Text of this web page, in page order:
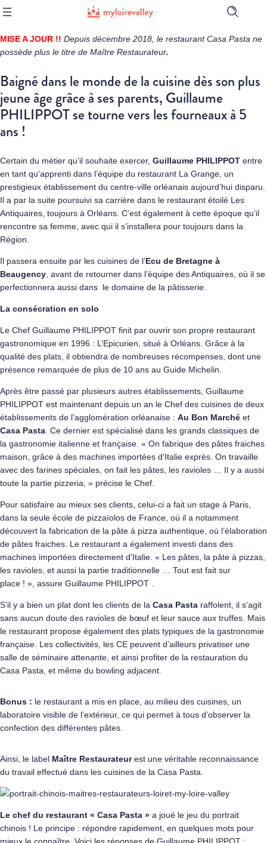
Ouvrir
barre
de
MISE A JOUR !! Depuis décembre 2018, le restaurant Casa Pasta ne
possède plus le titre de Maître Restaurateur.
Baigné dans le monde de la cuisine dès son plus
jeune âge grâce à ses parents, Guillaume
PHILIPPOT se tourne vers les fourneaux à 5
ans !
Certain du métier qu’il souhaite exercer, Guillaume PHILIPPOT entre
en tant qu’apprenti dans l’équipe du restaurant La Grange, un
prestigieux établissement du centre-ville orléanais aujourd’hui disparu.
Il a par la suite poursuivi sa carrière dans le restaurant étoilé Les
Antiquaires, toujours à Orléans. C’est également à cette époque qu’il
rencontre sa femme, avec qui il s’installera pour toujours dans la
Région.
Il passera ensuite par les cuisines de l’Ecu de Bretagne à
Beaugency , avant de retourner dans l’équipe des Antiquaires, où il se
perfectionnera aussi dans le domaine de la pâtisserie.
La consécration en solo
Le Chef Guillaume PHILIPPOT finit par ouvrir son propre restaurant
gastronomique en 1996 : L’Epicurien, situé à Orléans. Grâce à la
qualité des plats, il obtiendra de nombreuses récompenses, dont une
présence remarquée de plus de 10 ans au Guide Michelin.
Après être passé par plusieurs autres établissements, Guillaume
PHILIPPOT est maintenant depuis un an le Chef des cuisines de deux
établissements de l’agglomération orléanaise : Au Bon Marché et
Casa Pasta . Ce dernier est spécialisé dans les grands classiques de
la gastronomie italienne et française. « On fabrique des pâtes fraiches
maison, grâce à des machines importées d’Italie exprès. On travaille
avec des farines spéciales, on fait les pâtes, les ravioles … Il y a aussi
toute la partie pizzeria, » précise le Chef.
Pour satisfaire au mieux ses clients, celui-ci a fait un stage à Paris,
dans la seule école de pizzaïolos de France, où il a notamment
découvert la fabrication de la pâte à pizza authentique, où l’élaboration
de pâtes fraiches. Le restaurant a également investi dans des
machines importées directement d’Italie. « Les pâtes, la pâte à pizzas,
les ravioles, et aussi la partie traditionnelle … Tout est fait sur
place ! », assure Guillaume PHILIPPOT .
S’il y a bien un plat dont les clients de la Casa Pasta raffolent, il s’agit
sans aucun doute des ravioles de bœuf et leur sauce aux truffes. Mais
le restaurant propose également des plats typiques de la gastronomie
française. Les collectivités, les CE peuvent d’ailleurs privatiser une
salle de séminaire attenante, et ainsi profiter de la restauration du
Casa Pasta, et même du bowling adjacent.
Bonus : le restaurant a mis en place, au milieu des cuisines, un
laboratoire visible de l’extérieur, ce qui permet à tous d’observer la
confection des différentes pâtes.
Ainsi, le label Maître Restaurateurest une véritable reconnaissance
du travail effectué dans les cuisines de la Casa Pasta.
Le chef du restaurant « Casa Pasta » a joué le jeu du portrait
chinois ! Le principe : répondre rapidement, en quelques mots pour